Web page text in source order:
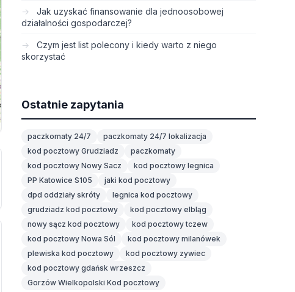
Jak uzyskać finansowanie dla jednoosobowej
działalności gospodarczej?
Czym jest list polecony i kiedy warto z niego
skorzystać
Ostatnie zapytania
paczkomaty 24/7
paczkomaty 24/7 lokalizacja
kod pocztowy Grudziadz
paczkomaty
kod pocztowy Nowy Sacz
kod pocztowy legnica
PP Katowice S105
jaki kod pocztowy
dpd oddziały skróty
legnica kod pocztowy
grudziadz kod pocztowy
kod pocztowy elbląg
nowy sącz kod pocztowy
kod pocztowy tczew
kod pocztowy Nowa Sól
kod pocztowy milanówek
plewiska kod pocztowy
kod pocztowy zywiec
kod pocztowy gdańsk wrzeszcz
Gorzów Wielkopolski Kod pocztowy